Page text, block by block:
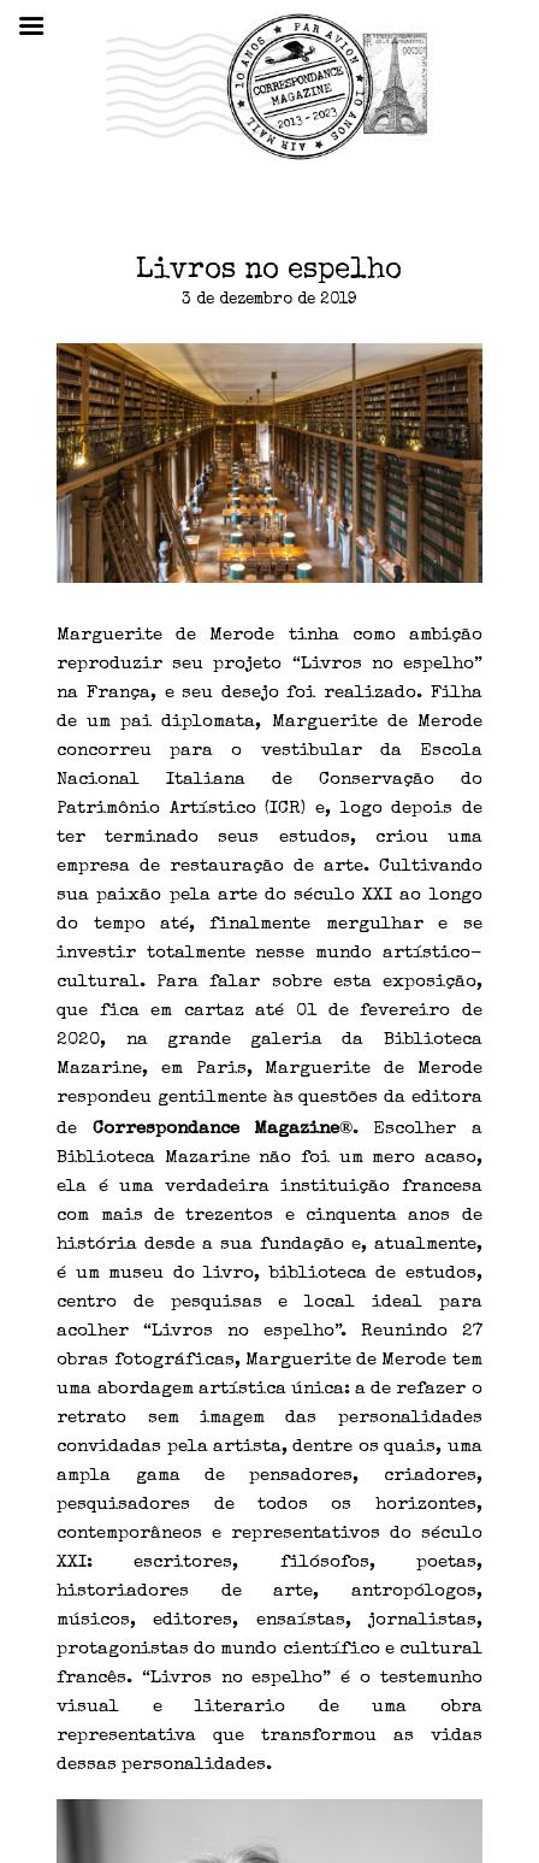
Livros no espelho
3 de dezembro de 2019
Marguerite de Merode tinha como ambição
reproduzir seu projeto “Livros no espelho”
na França, e seu desejo foi realizado. Filha
de um pai diplomata, Marguerite de Merode
concorreu para o vestibular da Escola
Nacional Italiana de Conservação do
Patrimônio Artístico (ICR) e, logo depois de
ter terminado seus estudos, criou uma
empresa de restauração de arte. Cultivando
sua paixão pela arte do século XXI ao longo
do tempo até, finalmente mergulhar e se
investir totalmente nesse mundo artístico-
cultural. Para falar sobre esta exposição,
que fica em cartaz até 01 de fevereiro de
2020, na grande galeria da Biblioteca
Mazarine, em Paris, Marguerite de Merode
respondeu gentilmente às questões da editora
de Correspondance Magazine®. Escolher a
Biblioteca Mazarine não foi um mero acaso,
ela é uma verdadeira instituição francesa
com mais de trezentos e cinquenta anos de
história desde a sua fundação e, atualmente,
é um museu do livro, biblioteca de estudos,
centro de pesquisas e local ideal para
acolher “Livros no espelho”. Reunindo 27
obras fotográficas, Marguerite de Merode tem
uma abordagem artística única: a de refazer o
retrato sem imagem das personalidades
convidadas pela artista, dentre os quais, uma
ampla gama de pensadores, criadores,
pesquisadores de todos os horizontes,
contemporâneos e representativos do século
XXI: escritores, filósofos, poetas,
historiadores de arte, antropólogos,
músicos, editores, ensaístas, jornalistas,
protagonistas do mundo científico e cultural
francês. “Livros no espelho” é o testemunho
visual e literario de uma obra
representativa que transformou as vidas
dessas personalidades.